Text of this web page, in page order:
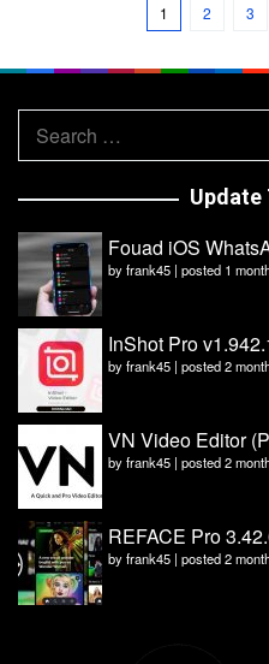
1 2 3
Search
for:
Update
Fouad iOS
byfrank45 | posted 1
InShot Pro
byfrank45 | posted 2
VN Video Editor
byfrank45 | posted 2
REFACE Pro
byfrank45 | posted 2